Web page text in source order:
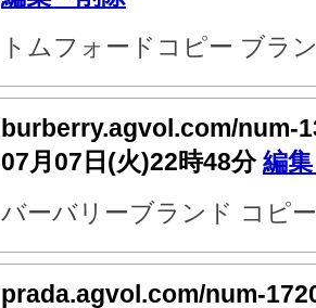
トムフォードコピー ブラ
burberry.agvol.com/num-
07月07日(火)22時48分編
バーバリーブランド コピー
prada.agvol.com/num-